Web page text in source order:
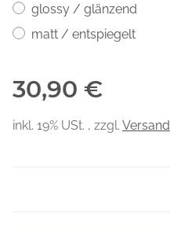
glossy / glänzend
matt / entspiegelt
30,90 €
inkl. 19% USt. , zzgl. Versand